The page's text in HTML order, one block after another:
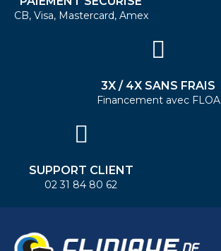
CB, Visa, Mastercard, Amex
3X / 4X SANS FRAIS
Financement avec FLOA
SUPPORT CLIENT
02 31 84 80 62